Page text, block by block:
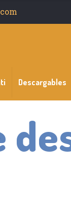
Descargables